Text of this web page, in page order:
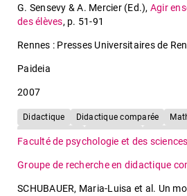
G. Sensevy & A. Mercier (Ed.), Agir
des élèves, p. 51-91
Rennes : Presses Universitaires de
Paideia
2007
Didactique Didactique comparée
Faculté de psychologie et des
Groupe de recherche en didactique
SCHUBAUER, Maria-Luisa et al. Un